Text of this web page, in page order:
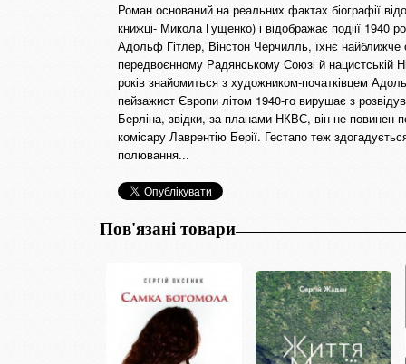
Роман оснований на реальних фактах біографії
книжці- Микола Гущенко) і відображає подіії 1940
Адольф Гітлер, Вінстон Черчилль, їхнє найближче
передвоєнному Радянському Союзі й нацистській
років знайомиться з художником-початківцем
пейзажист Європи літом 1940-го вирушає з
Берліна, звідки, за планами НКВС, він не
комісару Лаврентію Берії. Гестапо теж
полювання...
Пов'язані товари